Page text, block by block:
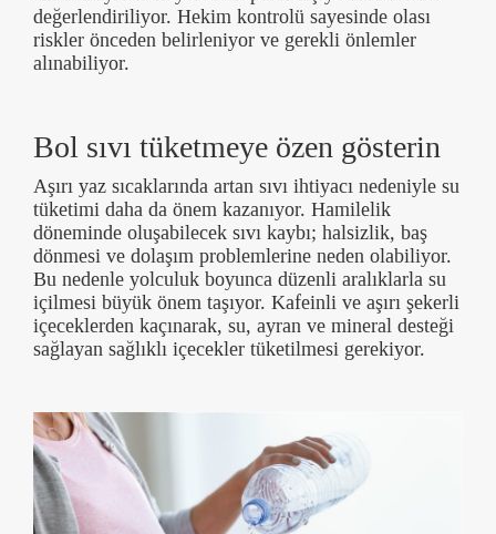
değerlendiriliyor. Hekim kontrolü sayesinde olası
riskler önceden belirleniyor ve gerekli önlemler
alınabiliyor.
Bol sıvı tüketmeye özen gösterin
Aşırı yaz sıcaklarında artan sıvı ihtiyacı nedeniyle su
tüketimi daha da önem kazanıyor. Hamilelik
döneminde oluşabilecek sıvı kaybı; halsizlik, baş
dönmesi ve dolaşım problemlerine neden olabiliyor.
Bu nedenle yolculuk boyunca düzenli aralıklarla su
içilmesi büyük önem taşıyor. Kafeinli ve aşırı şekerli
içeceklerden kaçınarak, su, ayran ve mineral desteği
sağlayan sağlıklı içecekler tüketilmesi gerekiyor.